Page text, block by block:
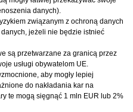
danych).
związanym z ochroną danych
jeżeli nie będzie istnieć
są przetwarzane za granicą przez
usługi obywatelom UE.
aby mogły lepiej
do nakładania kar na
te mogą sięgnąć 1 mln EUR lub 2%